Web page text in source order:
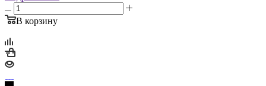
В корзину